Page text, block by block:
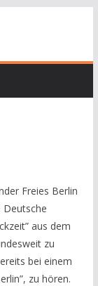
Freies Berlin
aus dem
zu
bei einem
zu hören.